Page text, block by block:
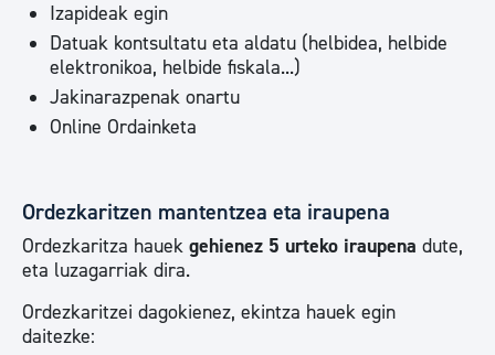
Izapideak egin
Datuak kontsultatu eta aldatu (helbidea, helbide
elektronikoa, helbide fiskala...)
Jakinarazpenak onartu
Online Ordainketa
Ordezkaritzen mantentzea eta iraupena
Ordezkaritza hauek gehienez 5 urteko iraupena dute,
eta luzagarriak dira.
Ordezkaritzei dagokienez, ekintza hauek egin
daitezke: